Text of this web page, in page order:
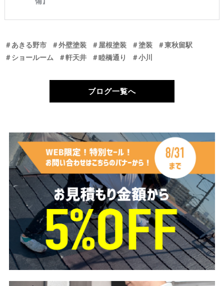
＃あきる野市 ＃外壁塗装 ＃屋根塗装 ＃塗装
＃東秋留駅
＃ショールーム
＃軒天井 ＃睦橋通り ＃小川
ブログ一覧へ